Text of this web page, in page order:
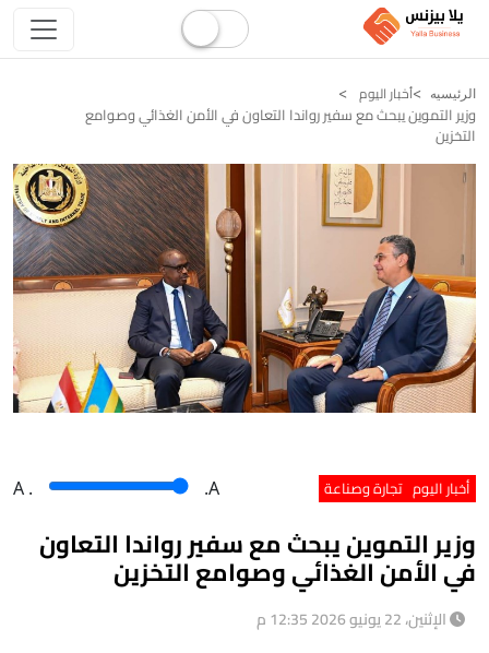
الرئيسيه أخبار اليوم
وزير التموين يبحث مع سفير رواندا التعاون في الأمن الغذائي وصوامع
التخزين
أخبار اليوم تجارة وصناعة A . .A
وزير التموين يبحث مع سفير رواندا التعاون
في الأمن الغذائي وصوامع التخزين
الإثنين، 22 يونيو 2026 12:35 م